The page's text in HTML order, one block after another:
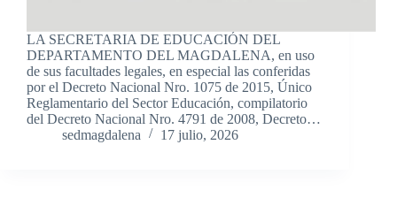
LA SECRETARIA DE EDUCACIÓN DEL
DEPARTAMENTO DEL MAGDALENA, en uso
de sus facultades legales, en especial las conferidas
por el Decreto Nacional Nro. 1075 de 2015, Único
Reglamentario del Sector Educación, compilatorio
del Decreto Nacional Nro. 4791 de 2008, Decreto…
sedmagdalena
17 julio, 2026